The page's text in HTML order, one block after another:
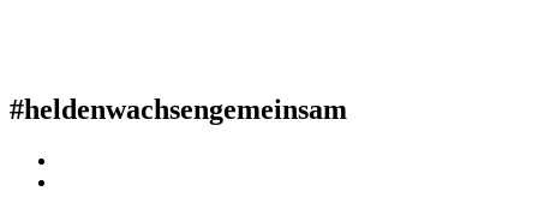
#heldenwachsengemeinsam